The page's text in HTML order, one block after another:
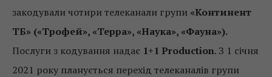
закодували чотири телеканали групи «Континент
ТБ» («Трофей», «Терра», «Наука», «Фауна»).
Послуги з кодування надає 1+1 Production. З 1 січня
2021 року планується перехід телеканалів групи